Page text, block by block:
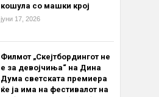
кошула со машки крој
јуни 17, 2026
Филмот „Скејтбордингот не
е за девојчиња“ на Дина
Дума светската премиера
ќе ја има на фестивалот на